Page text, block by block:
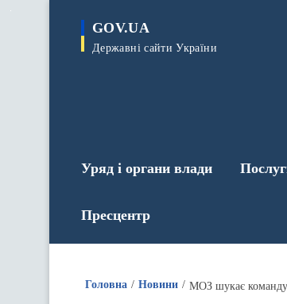
GOV.UA
Державні сайти України
Уряд і органи влади
Пресцентр
Головна Новини МОЗ шукає команду